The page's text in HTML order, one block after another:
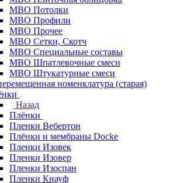
МВО Потолки
МВО Профили
МВО Прочее
МВО Сетки, Скотч
МВО Специальные составы
МВО Шпатлевочные смеси
МВО Штукатурные смеси
номенклатура (старая)
Назад
Плёнки
Пленки Вебертон
Плёнки и мембраны Docke
Пленки Изовек
Пленки Изовер
Пленки Изоспан
Пленки Кнауф